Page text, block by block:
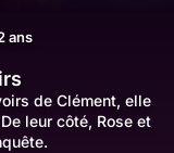
ans
de Clément, elle
leur côté, Rose et